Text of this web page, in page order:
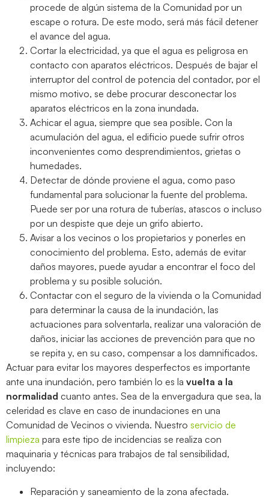
procede de algún sistema de la Comunidad por un
escape o rotura. De este modo, será más fácil detener
el avance del agua.
Cortar la electricidad, ya que el agua es peligrosa en
contacto con aparatos eléctricos. Después de bajar el
interruptor del control de potencia del contador, por el
mismo motivo, se debe procurar desconectar los
aparatos eléctricos en la zona inundada.
Achicar el agua, siempre que sea posible. Con la
acumulación del agua, el edificio puede sufrir otros
inconvenientes como desprendimientos, grietas o
humedades.
Detectar de dónde proviene el agua, como paso
fundamental para solucionar la fuente del problema.
Puede ser por una rotura de tuberías, atascos o incluso
por un despiste que deje un grifo abierto.
Avisar a los vecinos o los propietarios y ponerles en
conocimiento del problema. Esto, además de evitar
daños mayores, puede ayudar a encontrar el foco del
problema y su posible solución.
Contactar con el seguro de la vivienda o la Comunidad
para determinar la causa de la inundación, las
actuaciones para solventarla, realizar una valoración de
daños, iniciar las acciones de prevención para que no
se repita y, en su caso, compensar a los damnificados.
Actuar para evitar los mayores desperfectos es importante
ante una inundación, pero también lo es la vuelta a la
normalidad cuanto antes. Sea de la envergadura que sea, la
celeridad es clave en caso de inundaciones en una
Comunidad de Vecinos o vivienda. Nuestro servicio de
limpieza para este tipo de incidencias se realiza con
maquinaria y técnicas para trabajos de tal sensibilidad,
incluyendo:
Reparación y saneamiento de la zona afectada.